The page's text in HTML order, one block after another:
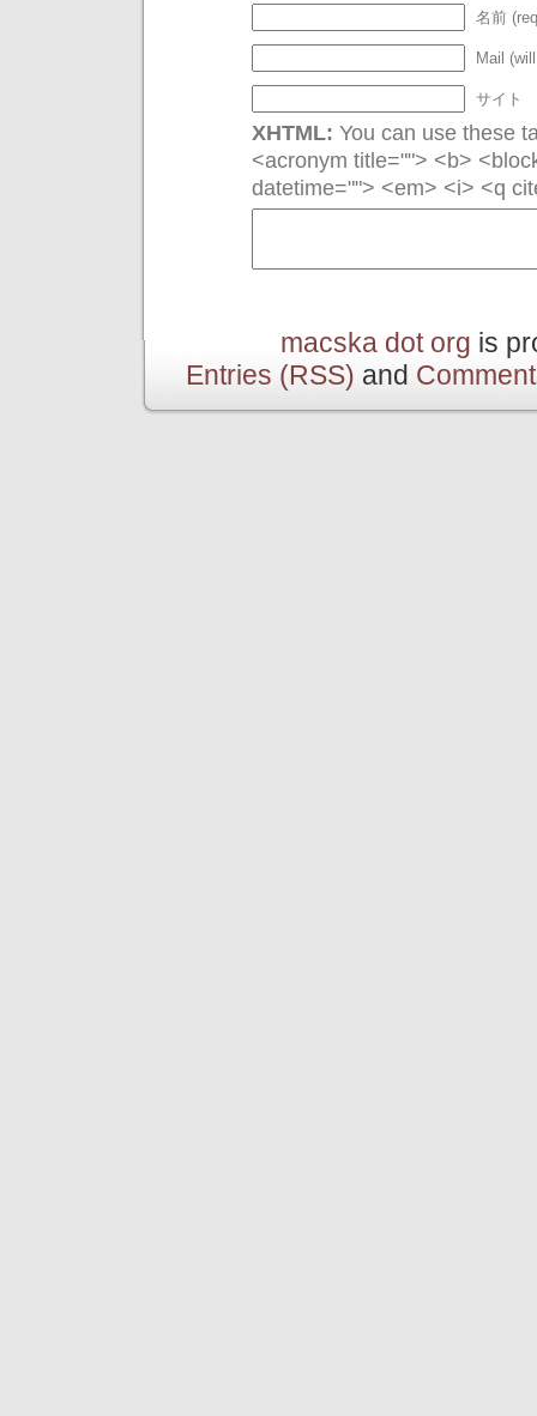
名前
Mail
サイト
XHTML: You can use these
<acronym title=""> <b>
datetime=""> <em> <i> <q
macska dot org is
Entries (RSS) and